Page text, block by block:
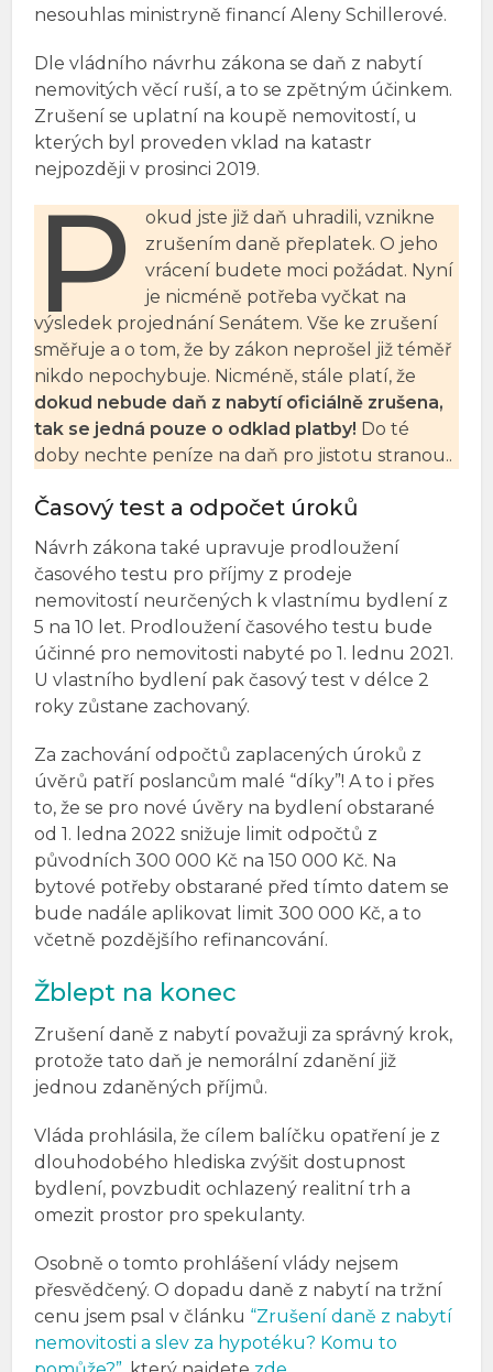
nesouhlas ministryně financí Aleny Schillerové.
Dle vládního návrhu zákona se daň z nabytí
nemovitých věcí ruší, a to se zpětným účinkem.
Zrušení se uplatní na koupě nemovitostí, u
kterých byl proveden vklad na katastr
nejpozději v prosinci 2019.
P okud jste již daň uhradili, vznikne
zrušením daně přeplatek. O jeho
vrácení budete moci požádat. Nyní
je nicméně potřeba vyčkat na
výsledek projednání Senátem. Vše ke zrušení
směřuje a o tom, že by zákon neprošel již téměř
nikdo nepochybuje. Nicméně, stále platí, že
dokud nebude daň z nabytí oficiálně zrušena,
tak se jedná pouze o odklad platby! Do té
doby nechte peníze na daň pro jistotu stranou..
Časový test a odpočet úroků
Návrh zákona také upravuje prodloužení
časového testu pro příjmy z prodeje
nemovitostí neurčených k vlastnímu bydlení z
5 na 10 let. Prodloužení časového testu bude
účinné pro nemovitosti nabyté po 1. lednu 2021.
U vlastního bydlení pak časový test v délce 2
roky zůstane zachovaný.
Za zachování odpočtů zaplacených úroků z
úvěrů patří poslancům malé “díky”! A to i přes
to, že se pro nové úvěry na bydlení obstarané
od 1. ledna 2022 snižuje limit odpočtů z
původních 300 000 Kč na 150 000 Kč. Na
bytové potřeby obstarané před tímto datem se
bude nadále aplikovat limit 300 000 Kč, a to
včetně pozdějšího refinancování.
Žblept na konec
Zrušení daně z nabytí považuji za správný krok,
protože tato daň je nemorální zdanění již
jednou zdaněných příjmů.
Vláda prohlásila, že cílem balíčku opatření je z
dlouhodobého hlediska zvýšit dostupnost
bydlení, povzbudit ochlazený realitní trh a
omezit prostor pro spekulanty.
Osobně o tomto prohlášení vlády nejsem
přesvědčený. O dopadu daně z nabytí na tržní
cenu jsem psal v článku “Zrušení daně z nabytí
nemovitosti a slev za hypotéku? Komu to